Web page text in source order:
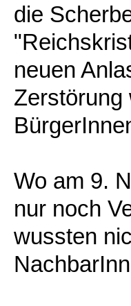
die
neuen
Zerstörung
Wo am 9.
nur noch
wussten